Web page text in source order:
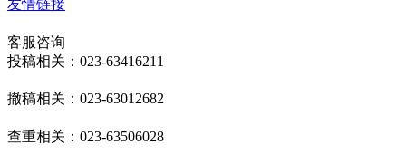
友情链接
客服咨询
投稿相关：023-63416211
撤稿相关：023-63012682
查重相关：023-63506028